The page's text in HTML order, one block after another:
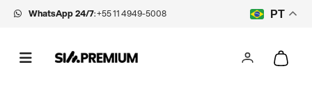
WhatsApp 24/7:+55 11 4949-5008 PT